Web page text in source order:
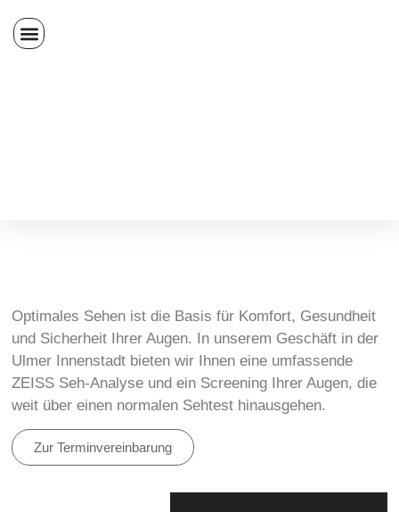
Optimales Sehen ist die Basis für Komfort, Gesundheit
und Sicherheit Ihrer Augen. In unserem Geschäft in der
Ulmer Innenstadt bieten wir Ihnen eine umfassende
ZEISS Seh-Analyse und ein Screening Ihrer Augen, die
weit über einen normalen Sehtest hinausgehen.
Zur Terminvereinbarung